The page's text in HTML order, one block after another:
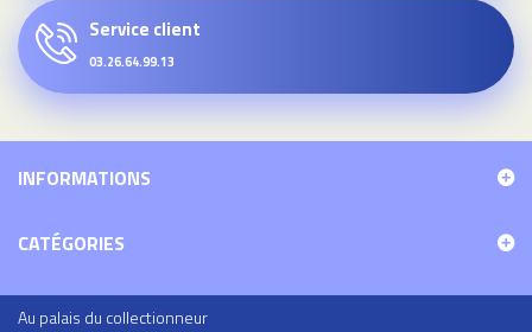
Service client
03.26.64.99.13
INFORMATIONS
CATÉGORIES
Au palais du collectionneur